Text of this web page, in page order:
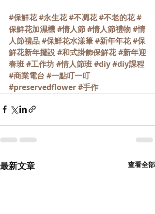
#保鮮花#永生花#不凋花#不老的花#
保鮮花加濕機#情人節#情人節禮物#情
人節禮品#保鮮花水漾筆#新年年花#保
鮮花新年擺設#和式掛飾保鮮花#新年迎
春班#工作坊#情人節班#diy#diy課程
#商業電台 #一點叮一叮
#preservedflower#手作
最新文章 查看全部